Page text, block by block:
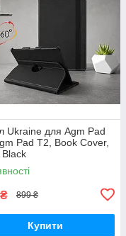
Ukraine для Agm Pad
Pad T2, Book Cover,
Black
₴ 899 ₴
Купити